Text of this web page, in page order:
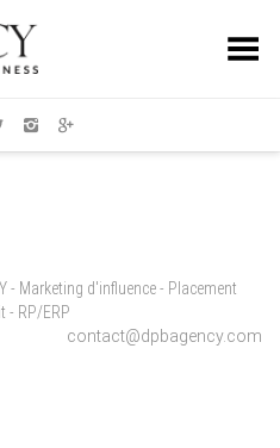
Toggle Menu
- Marketing d'influence - Placement
- RP/ERP
contact@dpbagency.com